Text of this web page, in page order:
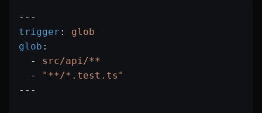
---
trigger : glob
glob :
  -
src/api/**
  -
"**/*.test.ts"
---